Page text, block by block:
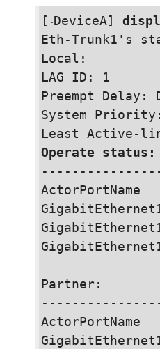
[ ~DeviceA]
Eth-Trunk1's
Local:
LAG
Preempt
System
Operate status:
GigabitEthernet
GigabitEthernet
GigabitEthernet
Partner:
GigabitEthernet